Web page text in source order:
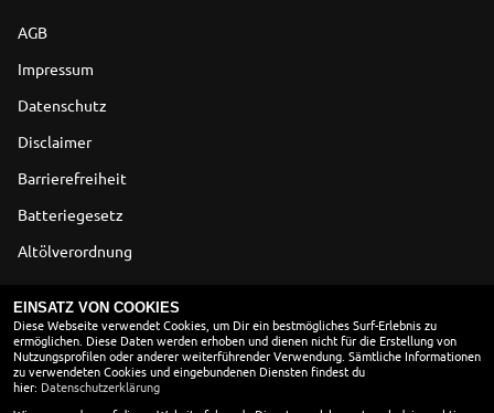
AGB
Impressum
Datenschutz
Disclaimer
Barrierefreiheit
Batteriegesetz
Altölverordnung
ÖFFNUNGSZEITEN
ÖFFNUNGSZEITEN
Montag:
10:00 - 18:00
EINSATZ VON COOKIES
Diese Webseite verwendet Cookies, um Dir ein bestmögliches Surf-Erlebnis zu
ermöglichen. Diese Daten werden erhoben und dienen nicht für die Erstellung von
Nutzungsprofilen oder anderer weiterführender Verwendung. Sämtliche Informationen
zu verwendeten Cookies und eingebundenen Diensten findest du
hier: Datenschutzerklärung